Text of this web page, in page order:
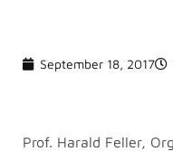
September 18, 2017
Prof. Harald Feller,